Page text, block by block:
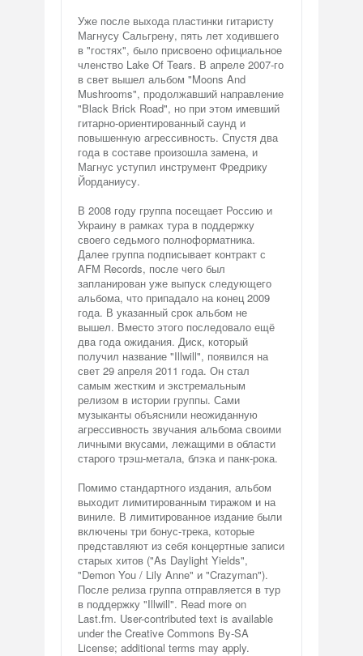
Уже после выхода пластинки гитаристу
Магнусу Сальгрену, пять лет ходившего
в "гостях", было присвоено официальное
членство Lake Of Tears. В апреле 2007-го
в свет вышел альбом "Moons And
Mushrooms", продолжавший направление
"Black Brick Road", но при этом имевший
гитарно-ориентированный саунд и
повышенную агрессивность. Спустя два
года в составе произошла замена, и
Магнус уступил инструмент Фредрику
Йорданиусу.
В 2008 году группа посещает Россию и
Украину в рамках тура в поддержку
своего седьмого полноформатника.
Далее группа подписывает контракт с
AFM Records, после чего был
запланирован уже выпуск следующего
альбома, что припадало на конец 2009
года. В указанный срок альбом не
вышел. Вместо этого последовало ещё
два года ожидания. Диск, который
получил название "Illwill", появился на
свет 29 апреля 2011 года. Он стал
самым жестким и экстремальным
релизом в истории группы. Сами
музыканты объяснили неожиданную
агрессивность звучания альбома своими
личными вкусами, лежащими в области
старого трэш-метала, блэка и панк-рока.
Помимо стандартного издания, альбом
выходит лимитированным тиражом и на
виниле. В лимитированное издание были
включены три бонус-трека, которые
представляют из себя концертные записи
старых хитов ("As Daylight Yields",
"Demon You / Lily Anne" и "Crazyman").
После релиза группа отправляется в тур
в поддержку "Illwill". Read more on
Last.fm. User-contributed text is available
under the Creative Commons By-SA
License; additional terms may apply.